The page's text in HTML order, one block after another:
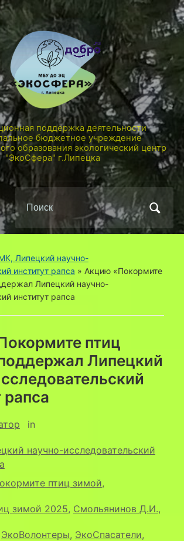
поддержка деятельности
бюджетное учреждение
образования экологический центр
"ЭкоСфера" г.Липецка
Поиск
по:
Липецкий научно-
институт рапса » Акцию «Покормите
Липецкий научно-
институт рапса
птиц
Липецкий
рапса
in
научно-исследовательский
птиц зимой,
зимой 2025, Смольянинов Д.И.,
ЭкоВолонтеры, ЭкоСпасатели,